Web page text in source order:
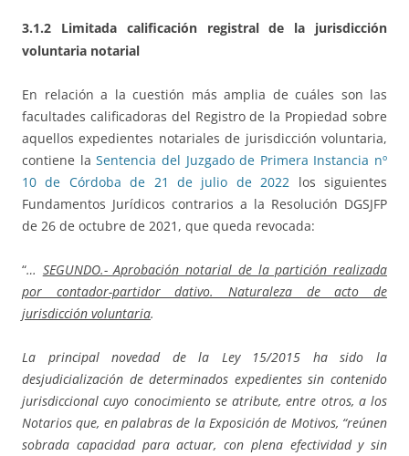
3.1.2 Limitada calificación registral de la jurisdicción
voluntaria notarial
En relación a la cuestión más amplia de cuáles son las
facultades calificadoras del Registro de la Propiedad sobre
aquellos expedientes notariales de jurisdicción voluntaria,
contiene laSentencia del Juzgado de Primera Instancia nº
10 de Córdoba de 21 de julio de 2022 los siguientes
Fundamentos Jurídicos contrarios a la Resolución DGSJFP
de 26 de octubre de 2021, que queda revocada:
“… SEGUNDO.- Aprobación notarial de la partición realizada
por contador-partidor dativo. Naturaleza de acto de
jurisdicción voluntaria.
La principal novedad de la Ley 15/2015 ha sido la
desjudicialización de determinados expedientes sin contenido
jurisdiccional cuyo conocimiento se atribute, entre otros, a los
Notarios que, en palabras de la Exposición de Motivos, “reúnen
sobrada capacidad para actuar, con plena efectividad y sin